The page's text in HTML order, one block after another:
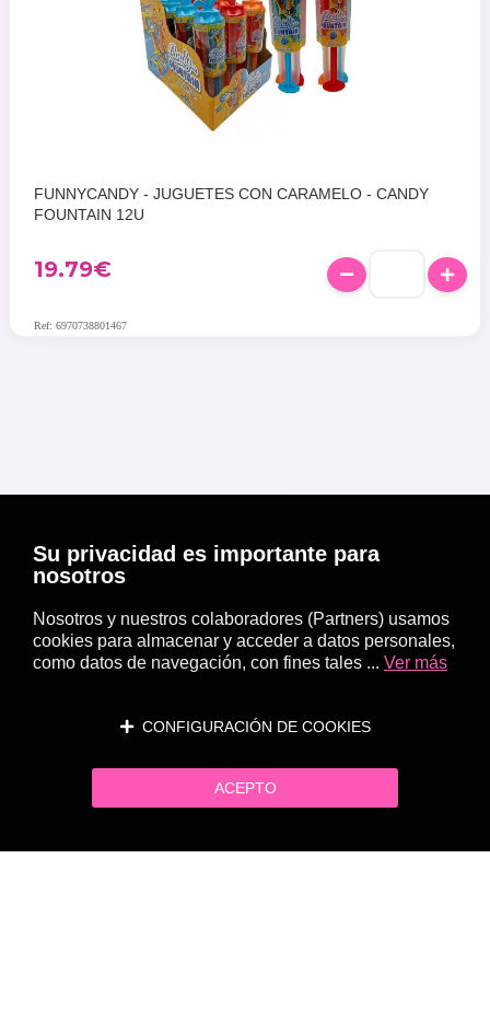
FUNNYCANDY - JUGUETES CON CARAMELO - CANDY
FOUNTAIN 12U
19.79€
Ref: 6970738801467
Su privacidad es importante para
nosotros
Nosotros y nuestros colaboradores (Partners) usamos
cookies para almacenar y acceder a datos personales,
como datos de navegación, con fines tales ... Ver más
CONFIGURACIÓN DE COOKIES
ACEPTO